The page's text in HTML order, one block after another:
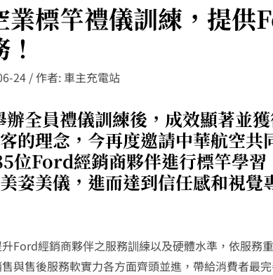
業標竿禮儀訓練，提供
24 / 作者:車主充電站
辦全員禮儀訓練後，成效顯著並
的理念，今再度邀請中華航空共
位Ford經銷商夥伴進行標竿學習
姿美儀，進而達到信任感和視覺
Ford經銷商夥伴之服務訓練以及硬體水準，依服務
與售後服務軟實力各方面齊頭並進，帶給消費者最